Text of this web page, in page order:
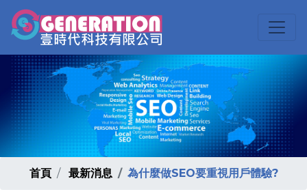
首頁 最新消息 為什麼做SEO要重視用戶體驗?